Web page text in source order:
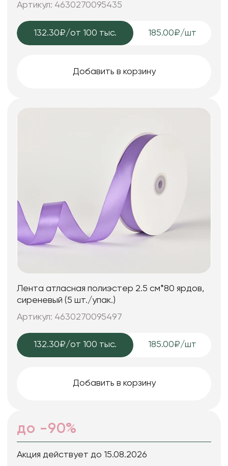
Артикул: 4630270095435
132.30₽/от 100 тыс. 185.00₽/шт
Добавить в корзину
Лента атласная полиэстер 2.5 см*80 ярдов,
сиреневый (5 шт./упак.)
Артикул: 4630270095497
132.30₽/от 100 тыс. 185.00₽/шт
Добавить в корзину
до -90%
Акция действует до 15.08.2026